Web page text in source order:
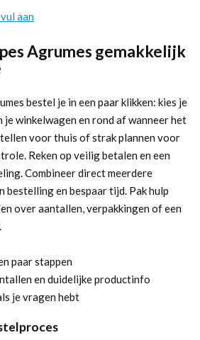
aan
Agrumes gemakkelijk
bestel je in een paar klikken: kies je
je winkelwagen en rond af wanneer het
voor thuis of strak plannen voor
Reken op veilig betalen en een
Combineer direct meerdere
bestelling en bespaar tijd. Pak hulp
over aantallen, verpakkingen of een
paar stappen
en duidelijke productinfo
je vragen hebt